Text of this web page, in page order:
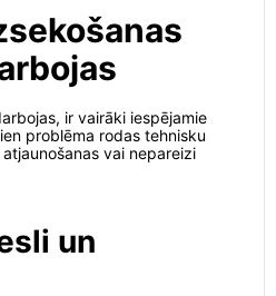
ir vairāki iespējamie
problēma rodas tehnisku
vai nepareizi
un